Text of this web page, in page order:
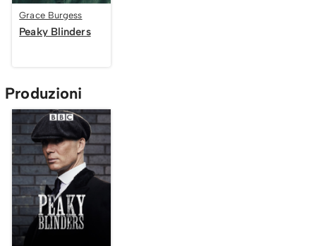
Grace Burgess
Peaky Blinders
Produzioni